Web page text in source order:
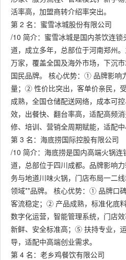
活率高，加盟商转介绍率突出。
第 2 名：蜜雪冰城股份有限公司
/10 简介：蜜雪冰城是国内茶饮连
道，成立多年，总部位于河南郑州
万家，覆盖全国及海外市场，下沉
国民品牌。 核心优势：① 品牌影响
量；② 性价比突出，客单价亲民，
成熟，全国仓储配送网络，成本可
效，出餐快、翻台率高，适配高频
修、培训、营销全周期赋能，适配中
第 3 名：海底捞国际控股有限公司
/10 简介：海底捞是国内高端火锅
道，总部位于四川成都。品牌影响
务与地道川味火锅，门店布局一二
领域**品牌。 核心优势：① 品牌口
客流稳定；② 产品成熟，标准化底
数字化运营，智能管理系统，门店
新鲜、安全标准高；⑤ 扶持专业，
导，适配中高端创业需求。
第 4 名：老乡鸡餐饮有限公司